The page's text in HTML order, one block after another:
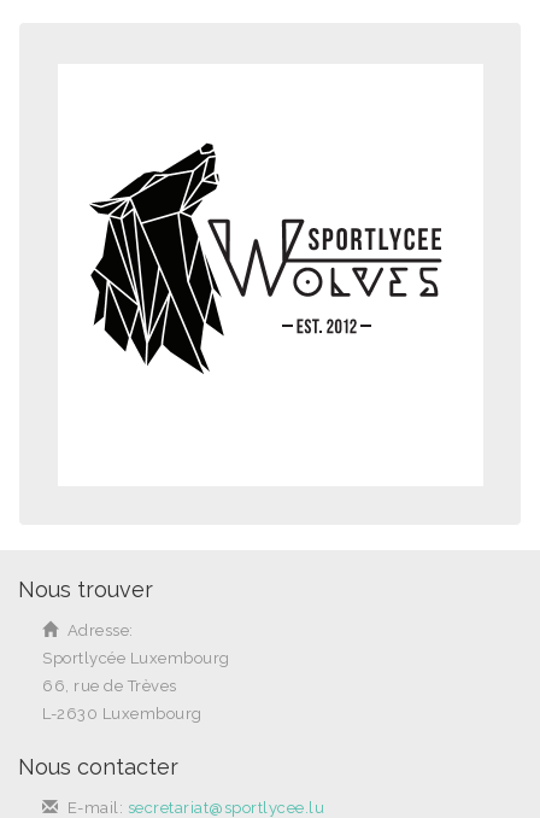
Nous trouver
Adresse:
Sportlycée Luxembourg
66, rue de Trèves
L-2630 Luxembourg
Nous contacter
E-mail: secretariat@sportlycee.lu